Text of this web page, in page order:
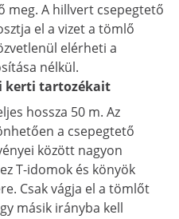
meg. A hillvert csepegtető
el a vizet a tömlő
elérheti a
nélkül.
kerti tartozékait
hossza 50 m. Az
a csepegtető
között nagyon
T-idomok és könyök
Csak vágja el a tömlőt
másik irányba kell